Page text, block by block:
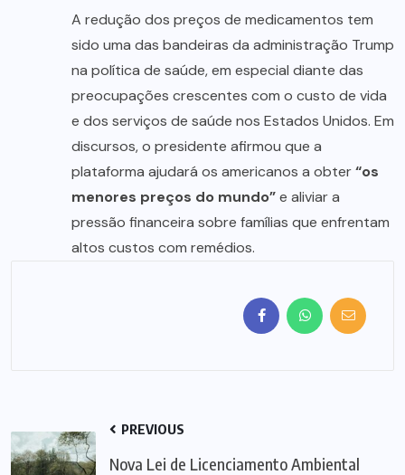
A redução dos preços de medicamentos tem
sido uma das bandeiras da administração Trump
na política de saúde, em especial diante das
preocupações crescentes com o custo de vida
e dos serviços de saúde nos Estados Unidos. Em
discursos, o presidente afirmou que a
plataforma ajudará os americanos a obter“os
menores preços do mundo”e aliviar a
pressão financeira sobre famílias que enfrentam
altos custos com remédios.
PREVIOUS
Nova Lei de Licenciamento Ambiental